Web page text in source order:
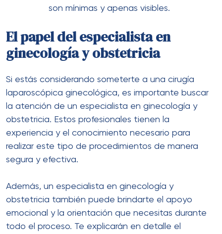
son mínimas y apenas visibles.
El papel del especialista en
ginecología y obstetricia
Si estás considerando someterte a una cirugía
laparoscópica ginecológica, es importante buscar
la atención de un especialista en ginecología y
obstetricia. Estos profesionales tienen la
experiencia y el conocimiento necesario para
realizar este tipo de procedimientos de manera
segura y efectiva.
Además, un especialista en ginecología y
obstetricia también puede brindarte el apoyo
emocional y la orientación que necesitas durante
todo el proceso. Te explicarán en detalle el